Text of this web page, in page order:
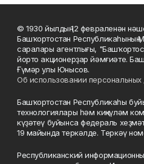
© 1930 йылдың 12 февраленән
Башҡортостан Республикаһының
саралары агентлығы,
йорто акционерҙар йәмғиәте.
Ғүмәр улы Юнысов.
Об использовании персональных
Башҡортостан Республикаһы
технологиялары һәм киңкүләм
күҙәтеү буйынса федераль
19 майында теркәлде. Теркәү
Республиканский